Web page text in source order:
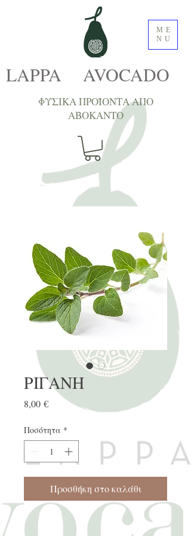
ME
NU
LAPPA AVOCADO
ΦΥΣΙΚΑ ΠΡΟΪΟΝΤΑ ΑΠΟ
ΑΒΟΚΑNTΟ
ΡΙΓΑΝΗ
8,00 €Τιμή
Ποσότητα *
Προσθήκη στο καλάθι